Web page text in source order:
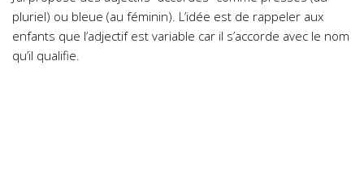
pluriel) ou bleue (au féminin). L’idée est de rappeler aux
enfants que l’adjectif est variable car il s’accorde avec le nom
qu’il qualifie.